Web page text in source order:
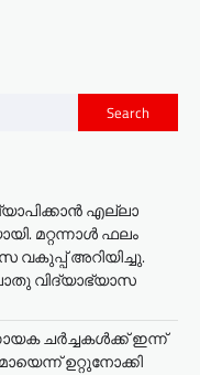
Search
എല്ലാ
മറ്റന്നാള്‍ ഫലം
വകുപ്പ് അറിയിച്ചു.
വിദ്യാഭ്യാസ
ചർച്ചകൾക്ക് ഇന്ന്
ഉറ്റുനോക്കി